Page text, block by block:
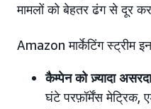
मामलों को बेहतर ढंग से दूर
Amazon मार्केटिंग स्ट्रीम
कैम्पेन को ज़्यादा
घंटे परफ़ॉर्मेंस मेट्रिक,